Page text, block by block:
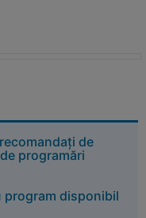
de
programări
program disponibil